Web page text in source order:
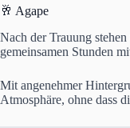
🥂 Agape
Nach der Trauung
gemeinsamen Stunden
Mit angenehmer
Atmosphäre, ohne dass